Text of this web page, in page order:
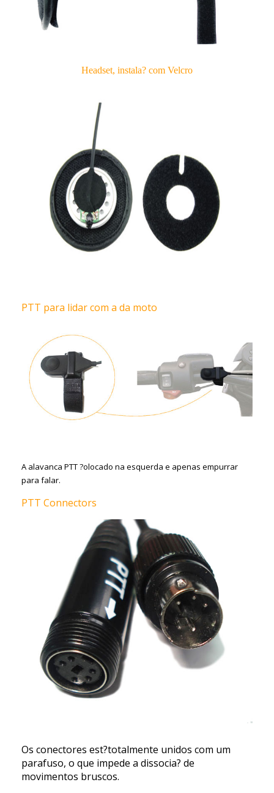
Headset, instala? com Velcro
PTT para lidar com a da moto
A alavanca PTT ?olocado na esquerda e apenas empurrar
para falar.
PTT Connectors
Os conectores est?totalmente unidos com um
parafuso, o que impede a dissocia? de
movimentos bruscos.